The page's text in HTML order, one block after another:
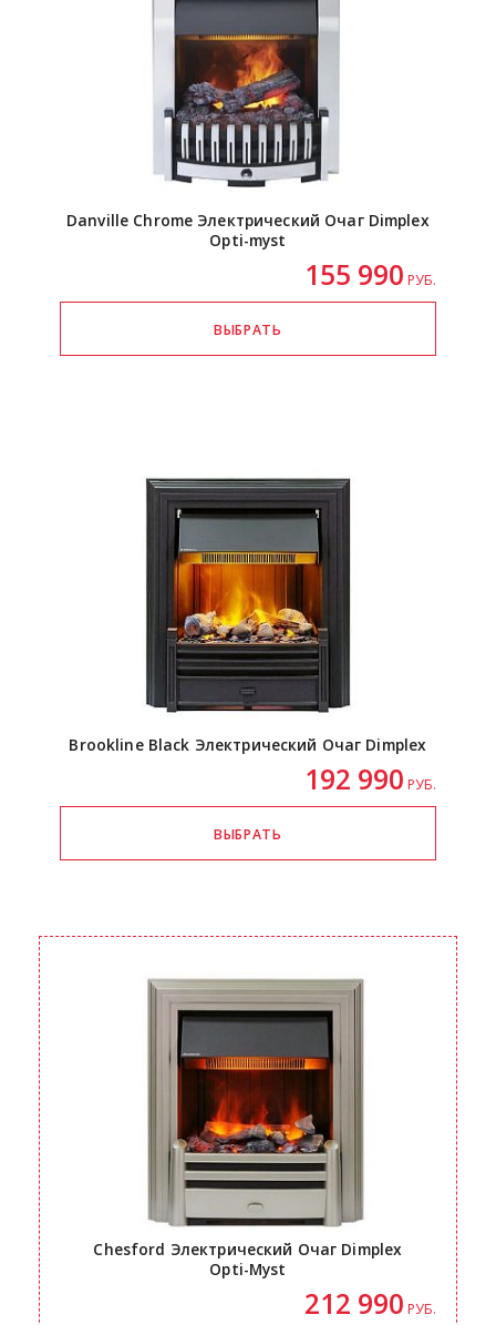
Danville Chrome Электрический Очаг Dimplex
Opti-myst
155 990 РУБ.
Brookline Black Электрический Очаг Dimplex
192 990 РУБ.
Chesford Электрический Очаг Dimplex
Opti-Myst
212 990 РУБ.